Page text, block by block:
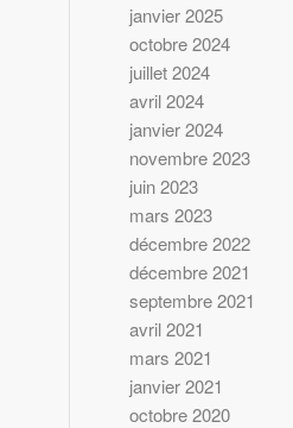
janvier 2025
octobre 2024
juillet 2024
avril 2024
janvier 2024
novembre 2023
juin 2023
mars 2023
décembre 2022
décembre 2021
septembre 2021
avril 2021
mars 2021
janvier 2021
octobre 2020